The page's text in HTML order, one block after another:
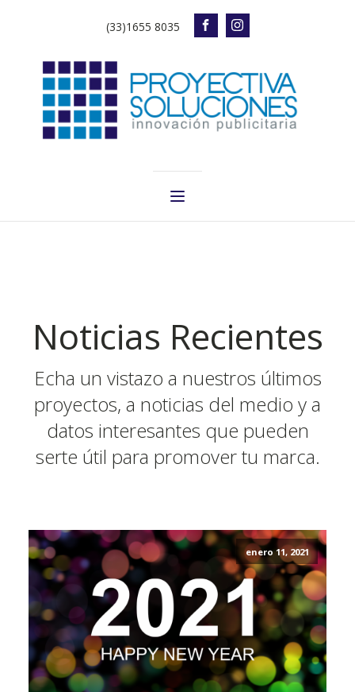
(33)1655 8035
Noticias Recientes
Echa un vistazo a nuestros últimos
proyectos, a noticias del medio y a
datos interesantes que pueden
serte útil para promover tu marca.
enero 11, 2021